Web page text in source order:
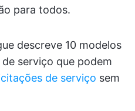
para todos.
descreve 10 modelos
serviço que podem
de serviço sem